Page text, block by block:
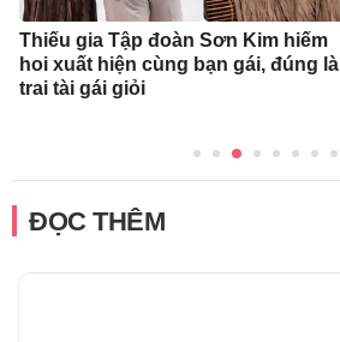
Thiếu gia Tập đoàn Sơn Kim hiếm
hoi xuất hiện cùng bạn gái, đúng là
trai tài gái giỏi
ĐỌC THÊM